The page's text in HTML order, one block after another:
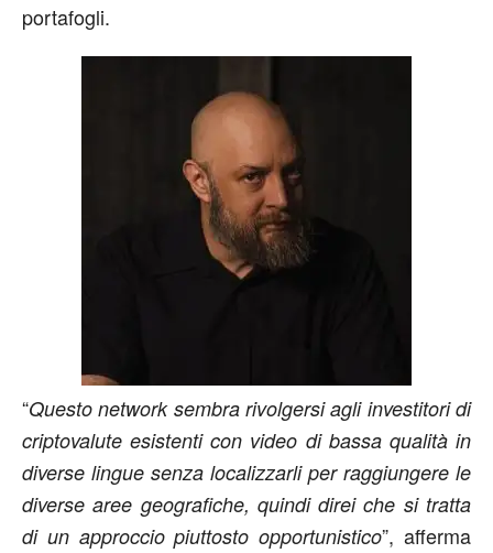
portafogli.
“Questo network sembra rivolgersi agli investitori di
criptovalute esistenti con video di bassa qualità in
diverse lingue senza localizzarli per raggiungere le
diverse aree geografiche, quindi direi che si tratta
di un approccio piuttosto opportunistico”, afferma